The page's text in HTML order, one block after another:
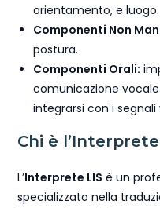
orientamento, e luogo.
Componenti Non
postura.
Componenti Orali:
comunicazione
integrarsi con i segnali
Chi è l’Interprete
L’Interprete LIS è un
specializzato nella